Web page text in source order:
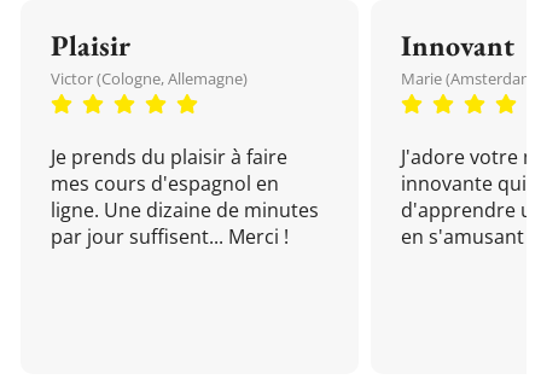
Plaisir
Victor (Cologne, Allemagne)
Je prends du plaisir à faire
mes cours d'espagnol en
ligne. Une dizaine de minutes
par jour suffisent... Merci !
Innovant
Marie (Amsterdam,
J'adore votre
innovante qui
d'apprendre
en s'amusant !